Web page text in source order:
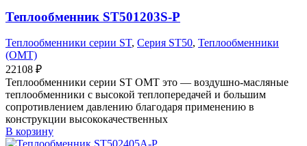
Теплообменник ST501203S-P
Теплообменники серии ST, Серия ST50, Теплообменники
(OMT)
22108 ₽
Теплообменники серии ST OMT это — воздушно-масляные
теплообменники с высокой теплопередачей и большим
сопротивлением давлению благодаря применению в
конструкции высококачественных
В корзину